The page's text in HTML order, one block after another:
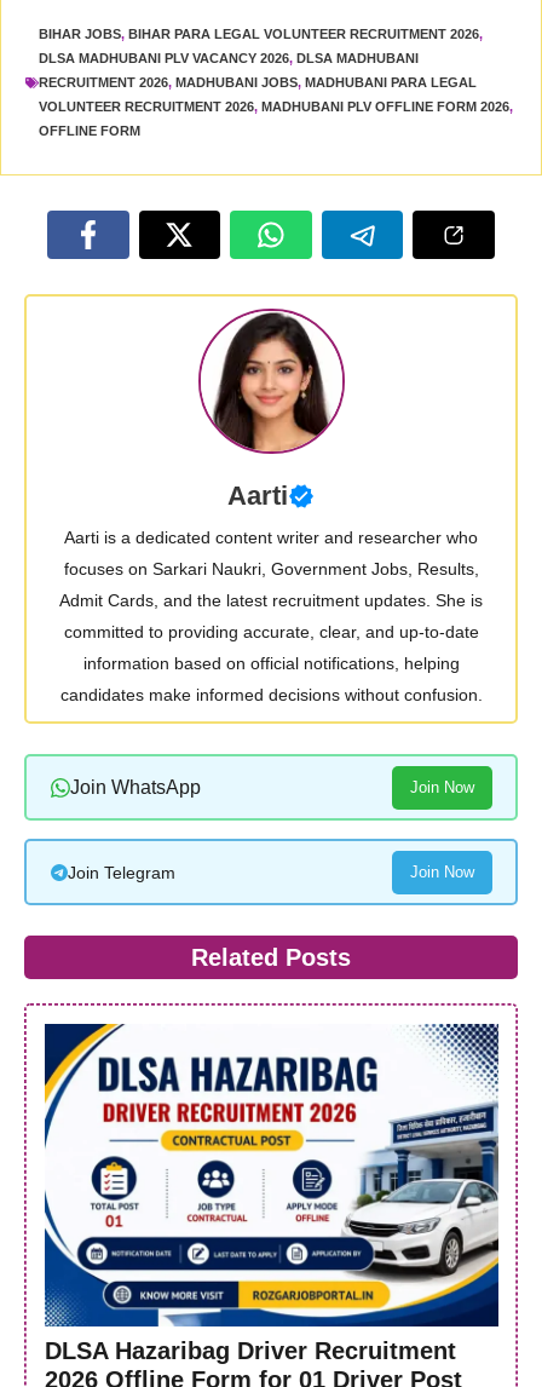
BIHAR JOBS, BIHAR PARA LEGAL VOLUNTEER RECRUITMENT 2026,
DLSA MADHUBANI PLV VACANCY 2026, DLSA MADHUBANI
RECRUITMENT 2026, MADHUBANI JOBS, MADHUBANI PARA LEGAL
VOLUNTEER RECRUITMENT 2026, MADHUBANI PLV OFFLINE FORM 2026,
OFFLINE FORM
Aarti
Aarti is a dedicated content writer and researcher who
focuses on Sarkari Naukri, Government Jobs, Results,
Admit Cards, and the latest recruitment updates. She is
committed to providing accurate, clear, and up-to-date
information based on official notifications, helping
candidates make informed decisions without confusion.
Join WhatsApp Join Now
Join Telegram Join Now
Related Posts
DLSA Hazaribag Driver Recruitment
2026 Offline Form for 01 Driver Post